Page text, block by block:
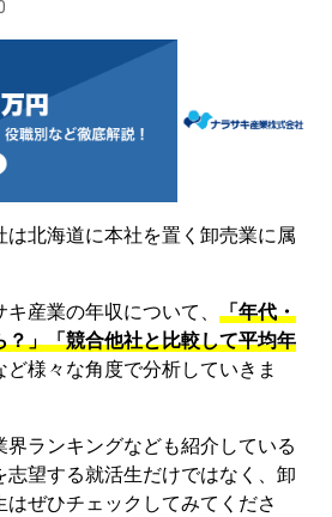
北海道に本社を置く卸売業に属
産業の年収について、 「年代・
？」「競合他社と比較して平均年
ど様々な角度で分析していきま
ランキングなども紹介している
望する就活生だけではなく、卸
ぜひチェックしてみてくださ